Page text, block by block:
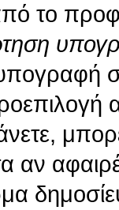
το
αν